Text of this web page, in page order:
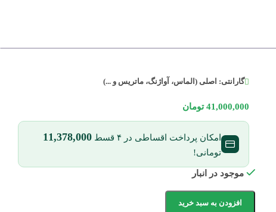
گارانتی: اصلی (الماس، آواژنگ، ماتریس و ...)
41,000,000 تومان
امکان پرداخت اقساطی در ۴ قسط 11,378,000
تومانی!
موجود در انبار
افزودن به سبد خرید